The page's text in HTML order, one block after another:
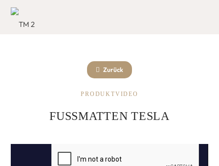
Zurück
PRODUKTVIDEO
FUSSMATTEN TESLA